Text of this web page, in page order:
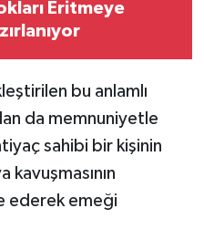
Eritmeye
bu anlamlı
da memnuniyetle
sahibi bir kişinin
kavuşmasının
ederek emeği